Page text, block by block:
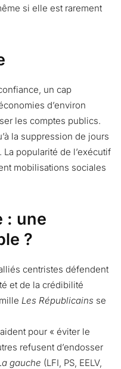
si elle est rarement
un cap
d’environ
les comptes publics.
la suppression de jours
popularité de l’exécutif
mobilisations sociales
: une
?
centristes défendent
et de la crédibilité
Les Républicains se
pour « éviter le
refusent d’endosser
gauche (LFI, PS, EELV,